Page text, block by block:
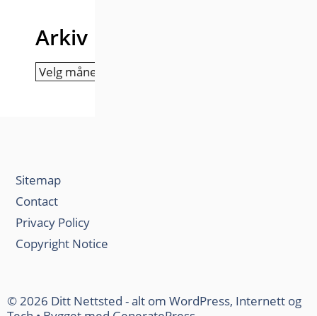
Arkiv
Arkiv
Sitemap
Contact
Privacy Policy
Copyright Notice
© 2026 Ditt Nettsted - alt om WordPress, Internett og